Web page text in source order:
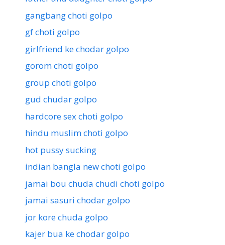
gangbang choti golpo
gf choti golpo
girlfriend ke chodar golpo
gorom choti golpo
group choti golpo
gud chudar golpo
hardcore sex choti golpo
hindu muslim choti golpo
hot pussy sucking
indian bangla new choti golpo
jamai bou chuda chudi choti golpo
jamai sasuri chodar golpo
jor kore chuda golpo
kajer bua ke chodar golpo